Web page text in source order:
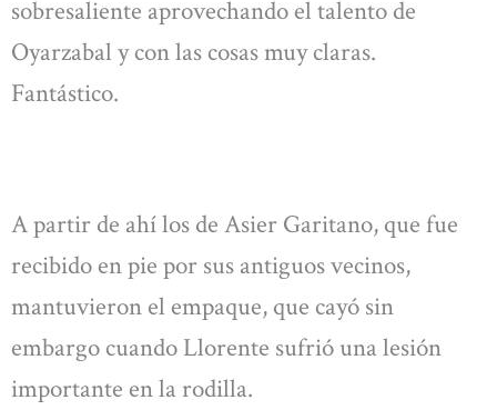
sobresaliente aprovechando el talento de
Oyarzabal y con las cosas muy claras.
Fantástico.
A partir de ahí los de Asier Garitano, que fue
recibido en pie por sus antiguos vecinos,
mantuvieron el empaque, que cayó sin
embargo cuando Llorente sufrió una lesión
importante en la rodilla.